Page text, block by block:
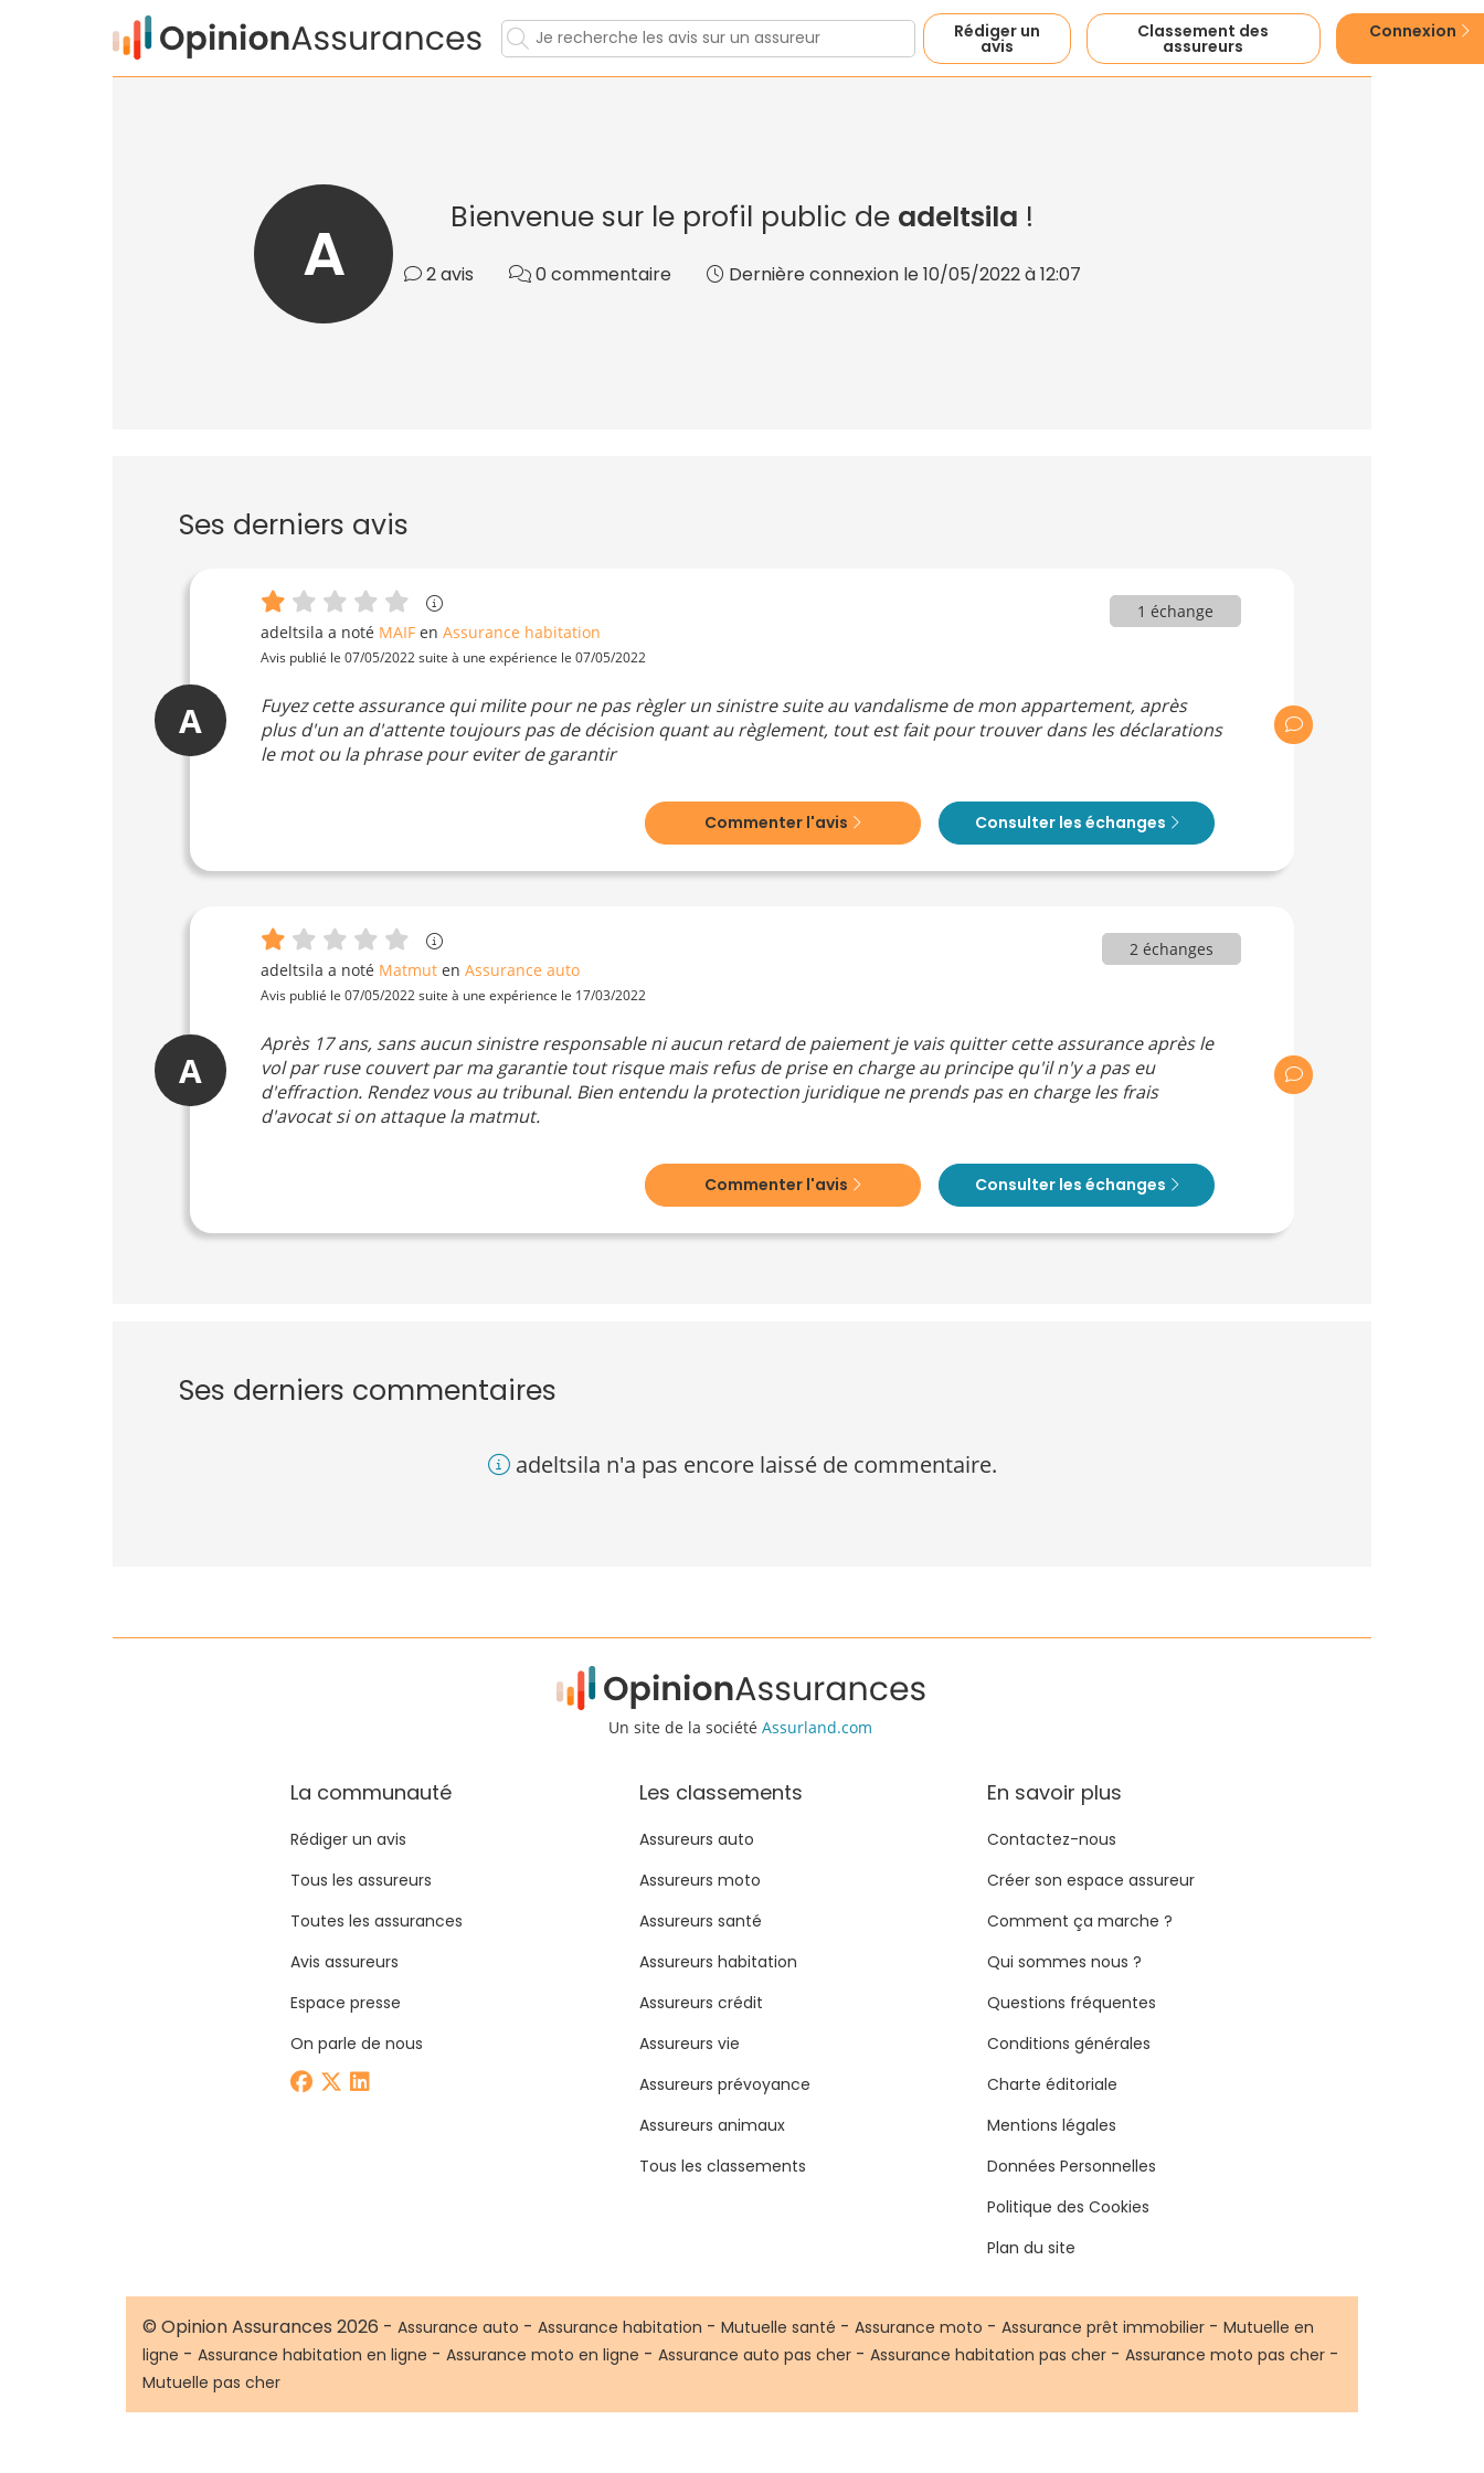
Rédiger un
avis
Classement des
assureurs
Connexion
A Bienvenue sur le profil public de adeltsila !
2 avis 0 commentaire Dernière connexion le 10/05/2022 à 12:07
Ses derniers avis
A
adeltsila a noté MAIF en Assurance habitation
Avis publié le 07/05/2022 suite à une expérience le 07/05/2022
1 échange
Fuyez cette assurance qui milite pour ne pas règler un sinistre suite au vandalisme de mon appartement, après
plus d'un an d'attente toujours pas de décision quant au règlement, tout est fait pour trouver dans les déclarations
le mot ou la phrase pour eviter de garantir
Commenter l'avis Consulter les échanges
A
adeltsila a noté Matmut en Assurance auto
Avis publié le 07/05/2022 suite à une expérience le 17/03/2022
2 échanges
Après 17 ans, sans aucun sinistre responsable ni aucun retard de paiement je vais quitter cette assurance après le
vol par ruse couvert par ma garantie tout risque mais refus de prise en charge au principe qu'il n'y a pas eu
d'effraction. Rendez vous au tribunal. Bien entendu la protection juridique ne prends pas en charge les frais
d'avocat si on attaque la matmut.
Commenter l'avis Consulter les échanges
Ses derniers commentaires
adeltsila n'a pas encore laissé de commentaire.
Un site de la société Assurland.com
La communauté
Rédiger un avis
Tous les assureurs
Toutes les assurances
Avis assureurs
Espace presse
On parle de nous
Les classements
Assureurs auto
Assureurs moto
Assureurs santé
Assureurs habitation
Assureurs crédit
Assureurs vie
Assureurs prévoyance
Assureurs animaux
Tous les classements
En savoir plus
Contactez-nous
Créer son espace assureur
Comment ça marche ?
Qui sommes nous ?
Questions fréquentes
Conditions générales
Charte éditoriale
Mentions légales
Données Personnelles
Politique des Cookies
Plan du site
© Opinion Assurances 2026 - Assurance auto - Assurance habitation - Mutuelle santé - Assurance moto - Assurance prêt immobilier - Mutuelle en
ligne - Assurance habitation en ligne - Assurance moto en ligne - Assurance auto pas cher - Assurance habitation pas cher - Assurance moto pas cher -
Mutuelle pas cher